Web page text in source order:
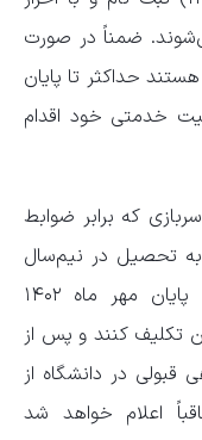
ضمناً در صورت
حداکثر تا پایان
وضعیت خدمتی خود اقدام
که برابر ضوابط
تحصیل در نیم‌سال
دوم بهمن ۱۴۰۲ پذیرفته می‌شوند تا پایان مهر ماه ۱۴۰۲
کنند و پس از
قبولی در دانشگاه از
اعلام خواهد شد